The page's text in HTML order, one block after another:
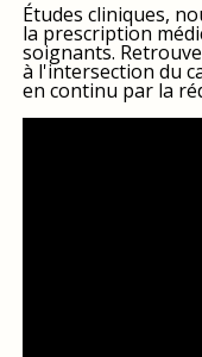
Études cliniques,
la prescription
soignants.
à l'intersection du
en continu par la